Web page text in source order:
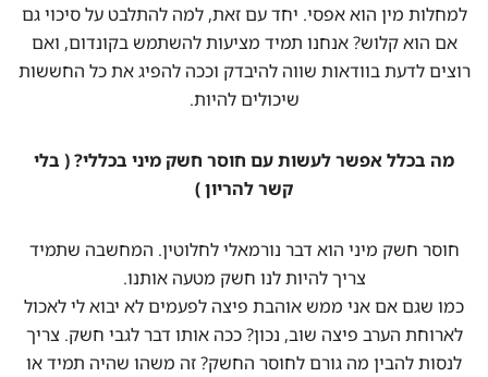
למחלות מין הוא אפסי. יחד עם זאת, למה להתלבט על סיכוי גם
אם הוא קלוש? אנחנו תמיד מציעות להשתמש בקונדום, ואם
רוצים לדעת בוודאות שווה להיבדק וככה להפיג את כל החששות
שיכולים להיות.
מה בכלל אפשר לעשות עם חוסר חשק מיני בכללי? ( בלי
קשר להריון )
חוסר חשק מיני הוא דבר נורמאלי לחלוטין. המחשבה שתמיד
צריך להיות לנו חשק מטעה אותנו.
כמו שגם אם אני ממש אוהבת פיצה לפעמים לא יבוא לי לאכול
לארוחת הערב פיצה שוב, נכון? ככה אותו דבר לגבי חשק. צריך
לנסות להבין מה גורם לחוסר החשק? זה משהו שהיה תמיד או